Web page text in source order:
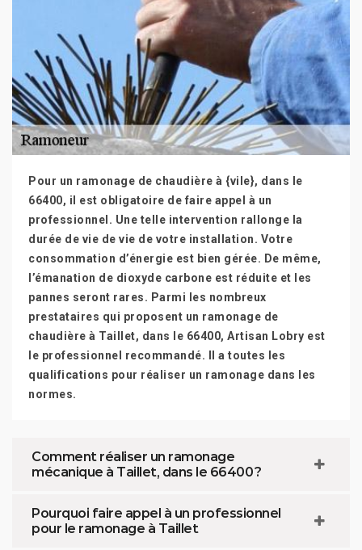
Pour un ramonage de chaudière à {vile}, dans le
66400, il est obligatoire de faire appel à un
professionnel. Une telle intervention rallonge la
durée de vie de vie de votre installation. Votre
consommation d’énergie est bien gérée. De même,
l’émanation de dioxyde carbone est réduite et les
pannes seront rares. Parmi les nombreux
prestataires qui proposent un ramonage de
chaudière à Taillet, dans le 66400, Artisan Lobry est
le professionnel recommandé. Il a toutes les
qualifications pour réaliser un ramonage dans les
normes.
Comment réaliser un ramonage
mécanique à Taillet, dans le 66400 ?
Pourquoi faire appel à un professionnel
pour le ramonage à Taillet